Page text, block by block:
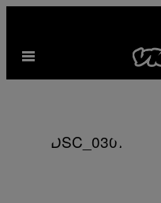
content
Open